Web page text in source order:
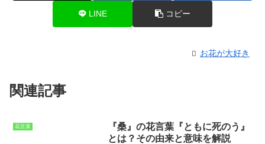
LINE コピー
お花が大好き
関連記事
花言葉
『桑』の花言葉『ともに死のう』
とは？その由来と意味を解説